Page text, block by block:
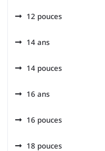
12 pouces
14 ans
14 pouces
16 ans
16 pouces
18 pouces